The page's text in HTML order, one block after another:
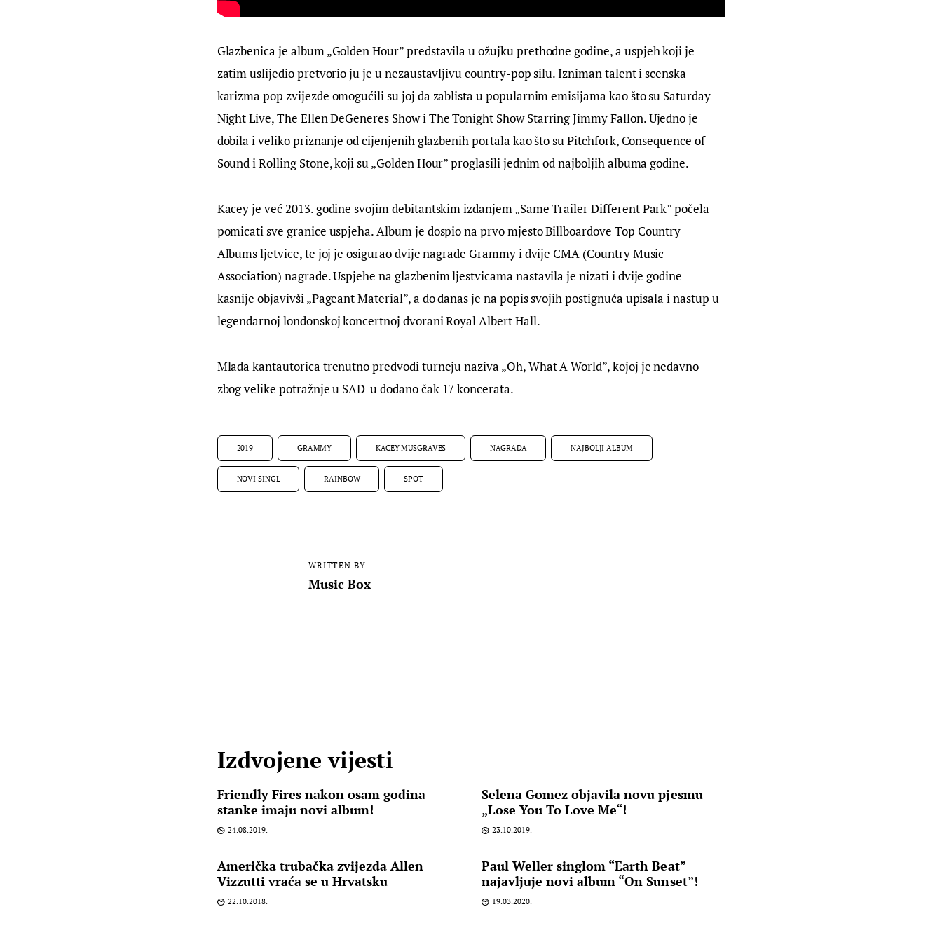
Glazbenica je album „Golden Hour” predstavila u ožujku prethodne godine, a uspjeh koji je
zatim uslijedio pretvorio ju je u nezaustavljivu country-pop silu. Izniman talent i scenska
karizma pop zvijezde omogućili su joj da zablista u popularnim emisijama kao što su Saturday
Night Live, The Ellen DeGeneres Show i The Tonight Show Starring Jimmy Fallon. Ujedno je
dobila i veliko priznanje od cijenjenih glazbenih portala kao što su Pitchfork, Consequence of
Sound i Rolling Stone, koji su „Golden Hour” proglasili jednim od najboljih albuma godine.
Kacey je već 2013. godine svojim debitantskim izdanjem „Same Trailer Different Park” počela
pomicati sve granice uspjeha. Album je dospio na prvo mjesto Billboardove Top Country
Albums ljetvice, te joj je osigurao dvije nagrade Grammy i dvije CMA (Country Music
Association) nagrade. Uspjehe na glazbenim ljestvicama nastavila je nizati i dvije godine
kasnije objavivši „Pageant Material”, a do danas je na popis svojih postignuća upisala i nastup u
legendarnoj londonskoj koncertnoj dvorani Royal Albert Hall.
Mlada kantautorica trenutno predvodi turneju naziva „Oh, What A World”, kojoj je nedavno
zbog velike potražnje u SAD-u dodano čak 17 koncerata.
2019 GRAMMY KACEY MUSGRAVES NAGRADA NAJBOLJI ALBUM
NOVI SINGL RAINBOW SPOT
WRITTEN BY
Music Box
Izdvojene vijesti
Friendly Fires nakon osam godina
stanke imaju novi album!
24.08.2019.
Selena Gomez objavila novu pjesmu
„Lose You To Love Me“!
23.10.2019.
Američka trubačka zvijezda Allen
Vizzutti vraća se u Hrvatsku
22.10.2018.
Paul Weller singlom “Earth Beat”
najavljuje novi album “On Sunset”!
19.03.2020.